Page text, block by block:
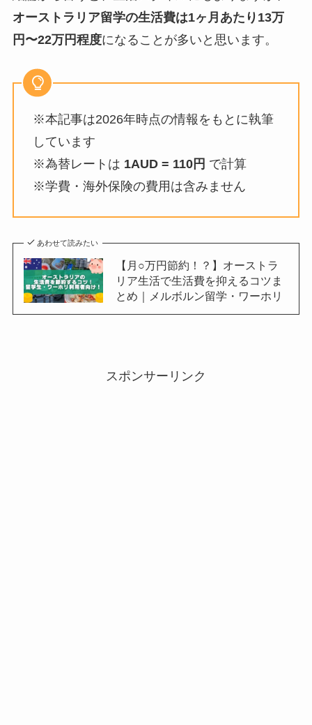
オーストラリア留学の生活費は1ヶ月あたり13万
円〜22万円程度になることが多いと思います。
※本記事は2026年時点の情報をもとに執筆
しています
※為替レートは 1AUD = 110円 で計算
※学費・海外保険の費用は含みません
あわせて読みたい
【月○万円節約！？】オーストラ
リア生活で生活費を抑えるコツま
とめ｜メルボルン留学・ワーホリ
スポンサーリンク